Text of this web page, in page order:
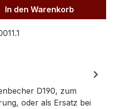
den
In den Warenkorb
D190, zum
oder als Ersatz bei